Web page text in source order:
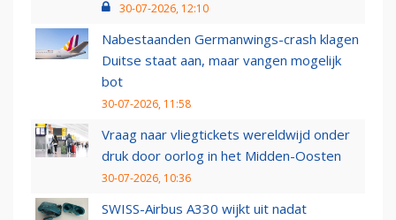
30-07-2026, 12:10
Nabestaanden Germanwings-crash klagen
Duitse staat aan, maar vangen mogelijk
bot
30-07-2026, 11:58
Vraag naar vliegtickets wereldwijd onder
druk door oorlog in het Midden-Oosten
30-07-2026, 10:36
SWISS-Airbus A330 wijkt uit nadat